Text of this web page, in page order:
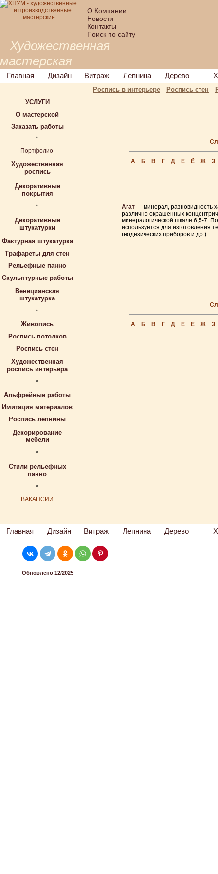
О Компании
Новости
Контакты
Поиск по сайту
Художественная
мастерская
Главная Дизайн Витраж Лепнина Дерево
Роспись в интерьере Роспись стен
УСЛУГИ
О мастерской
Заказать работы
*
Портфолио:
Художественная
роспись
Декоративные
покрытия
*
Декоративные
штукатурки
Фактурная штукатурка
Трафареты для стен
Рельефные панно
Скульптурные работы
Венецианская
штукатурка
*
Живопись
Роспись потолков
Роспись стен
Художественная
роспись интерьера
*
Альфрейные работы
Имитация материалов
Роспись лепнины
Декорирование
мебели
*
Стили рельефных
панно
*
ВАКАНСИИ
А Б В Г Д Е Ё Ж З
Агат — минерал, разновидность
различно окрашенных
минералогической шкале 6,5-7.
используется для изготовления
геодезических приборов и др.).
А Б В Г Д Е Ё Ж З
Главная Дизайн Витраж Лепнина Дерево
Обновлено 12/2025